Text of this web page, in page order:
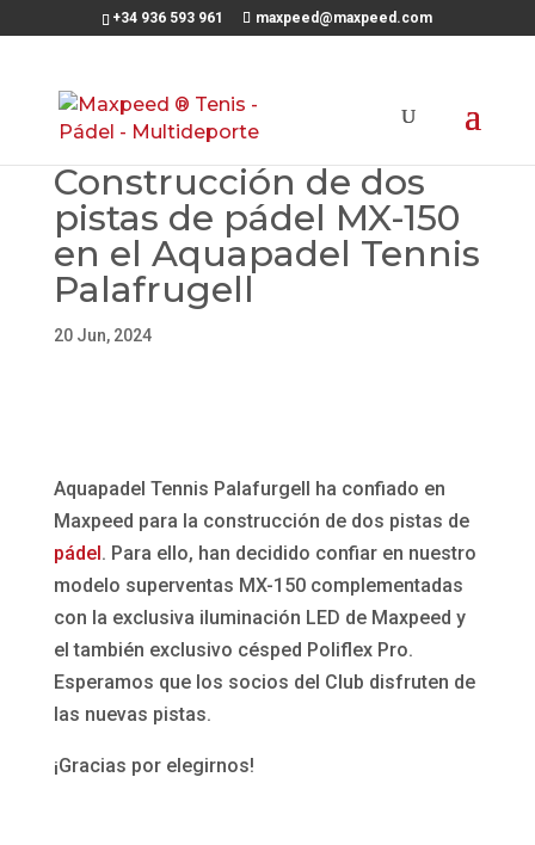
+34 936 593 961 maxpeed@maxpeed.com
Construcción de dos
pistas de pádel MX-150
en el Aquapadel Tennis
Palafrugell
20 Jun, 2024
Aquapadel Tennis Palafurgell ha confiado en
Maxpeed para la construcción de dos pistas de
pádel. Para ello, han decidido confiar en nuestro
modelo superventas MX-150 complementadas
con la exclusiva iluminación LED de Maxpeed y
el también exclusivo césped Poliflex Pro.
Esperamos que los socios del Club disfruten de
las nuevas pistas.
¡Gracias por elegirnos!